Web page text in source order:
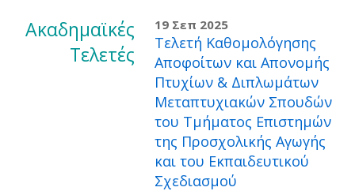
Ακαδημαϊκές
Τελετές
19 Σεπ 2025
Τελετή Καθομολόγησης
Αποφοίτων και Απονομής
Πτυχίων & Διπλωμάτων
Μεταπτυχιακών Σπουδών
του Τμήματος Επιστημών
της Προσχολικής Αγωγής
και του Εκπαιδευτικού
Σχεδιασμού